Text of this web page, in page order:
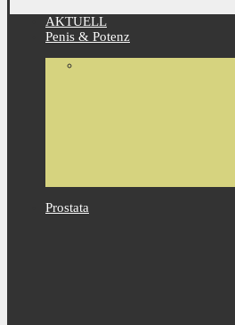
AKTUELL
Penis & Potenz
Prostata